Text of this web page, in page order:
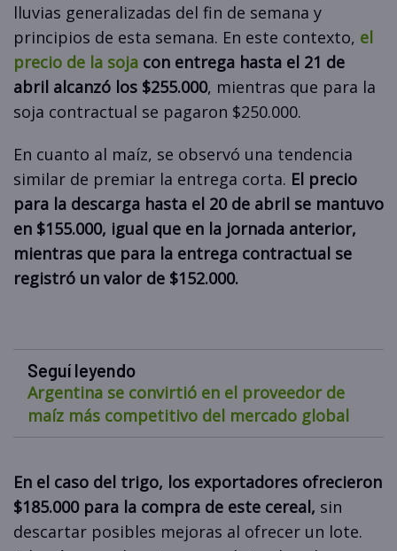
lluvias generalizadas del fin de semana y
principios de esta semana. En este contexto, el
precio de la soja con entrega hasta el 21 de
abril alcanzó los $255.000, mientras que para la
soja contractual se pagaron $250.000.
En cuanto al maíz, se observó una tendencia
similar de premiar la entrega corta. El precio
para la descarga hasta el 20 de abril se mantuvo
en $155.000, igual que en la jornada anterior,
mientras que para la entrega contractual se
registró un valor de $152.000.
Seguí leyendo
Argentina se convirtió en el proveedor de
maíz más competitivo del mercado global
En el caso del trigo, los exportadores ofrecieron
$185.000 para la compra de este cereal, sin
descartar posibles mejoras al ofrecer un lote.